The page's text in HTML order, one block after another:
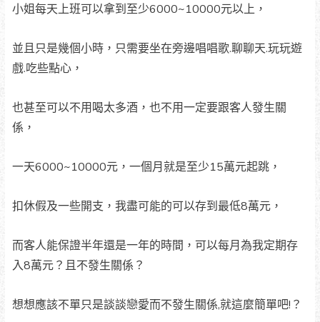
小姐每天上班可以拿到至少6000~10000元以上，
並且只是幾個小時，只需要坐在旁邊唱唱歌.聊聊天.玩玩遊
戲.吃些點心，
也甚至可以不用喝太多酒，也不用一定要跟客人發生關
係，
一天6000~10000元，一個月就是至少15萬元起跳，
扣休假及一些開支，我盡可能的可以存到最低8萬元，
而客人能保證半年還是一年的時間，可以每月為我定期存
入8萬元？且不發生關係？
想想應該不單只是談談戀愛而不發生關係,就這麼簡單吧!？